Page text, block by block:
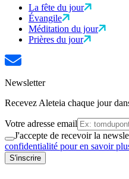
La fête du jour
Évangile
Méditation du jour
Prières du jour
Newsletter
Recevez Aleteia chaque jour
Votre adresse email
J'accepte de recevoir la
confidentialité pour en savoir
S'inscrire